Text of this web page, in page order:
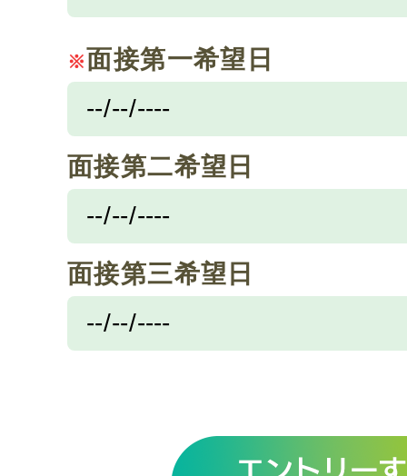
※面接第一希望日
面接第二希望日
面接第三希望日